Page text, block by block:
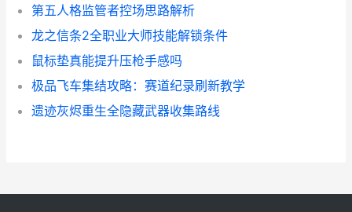
第五人格监管者控场思路解析
龙之信条2全职业大师技能解锁条件
鼠标垫真能提升压枪手感吗
极品飞车集结攻略：赛道纪录刷新教学
遗迹灰烬重生全隐藏武器收集路线